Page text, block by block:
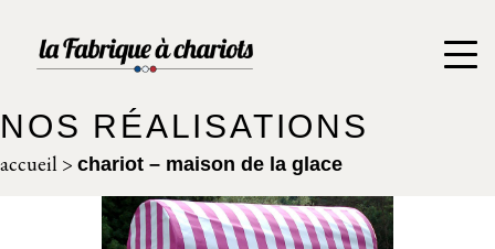
NOS RÉALISATIONS
accueil > chariot – maison de la glace